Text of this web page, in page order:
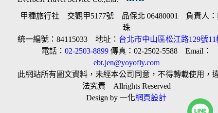
甲種旅行社 交觀甲5177號 品保北 06480001 負責人：
珠
統一編號：84115033 地址： 台北市中山區松江路129號11
電話：02-2503-8899 傳真：02-2502-5588 Email：
ebt.jen@yoyofly.com
此網站所有圖文資料，未經本公司同意，不得轉載使用，
法究責 Allrights Reserved
Design by 一化網頁設計